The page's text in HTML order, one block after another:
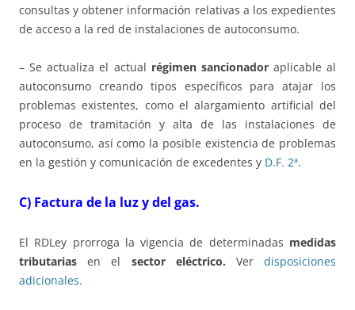
consultas y obtener información relativas a los expedientes
de acceso a la red de instalaciones de autoconsumo.
– Se actualiza el actual régimen sancionadoraplicable al
autoconsumo creando tipos específicos para atajar los
problemas existentes, como el alargamiento artificial del
proceso de tramitación y alta de las instalaciones de
autoconsumo, así como la posible existencia de problemas
en la gestión y comunicación de excedentes y D.F. 2ª.
C) Factura de la luz y del gas.
El RDLey prorroga la vigencia de determinadas medidas
tributarias en el sector eléctrico. Verdisposiciones
adicionales.